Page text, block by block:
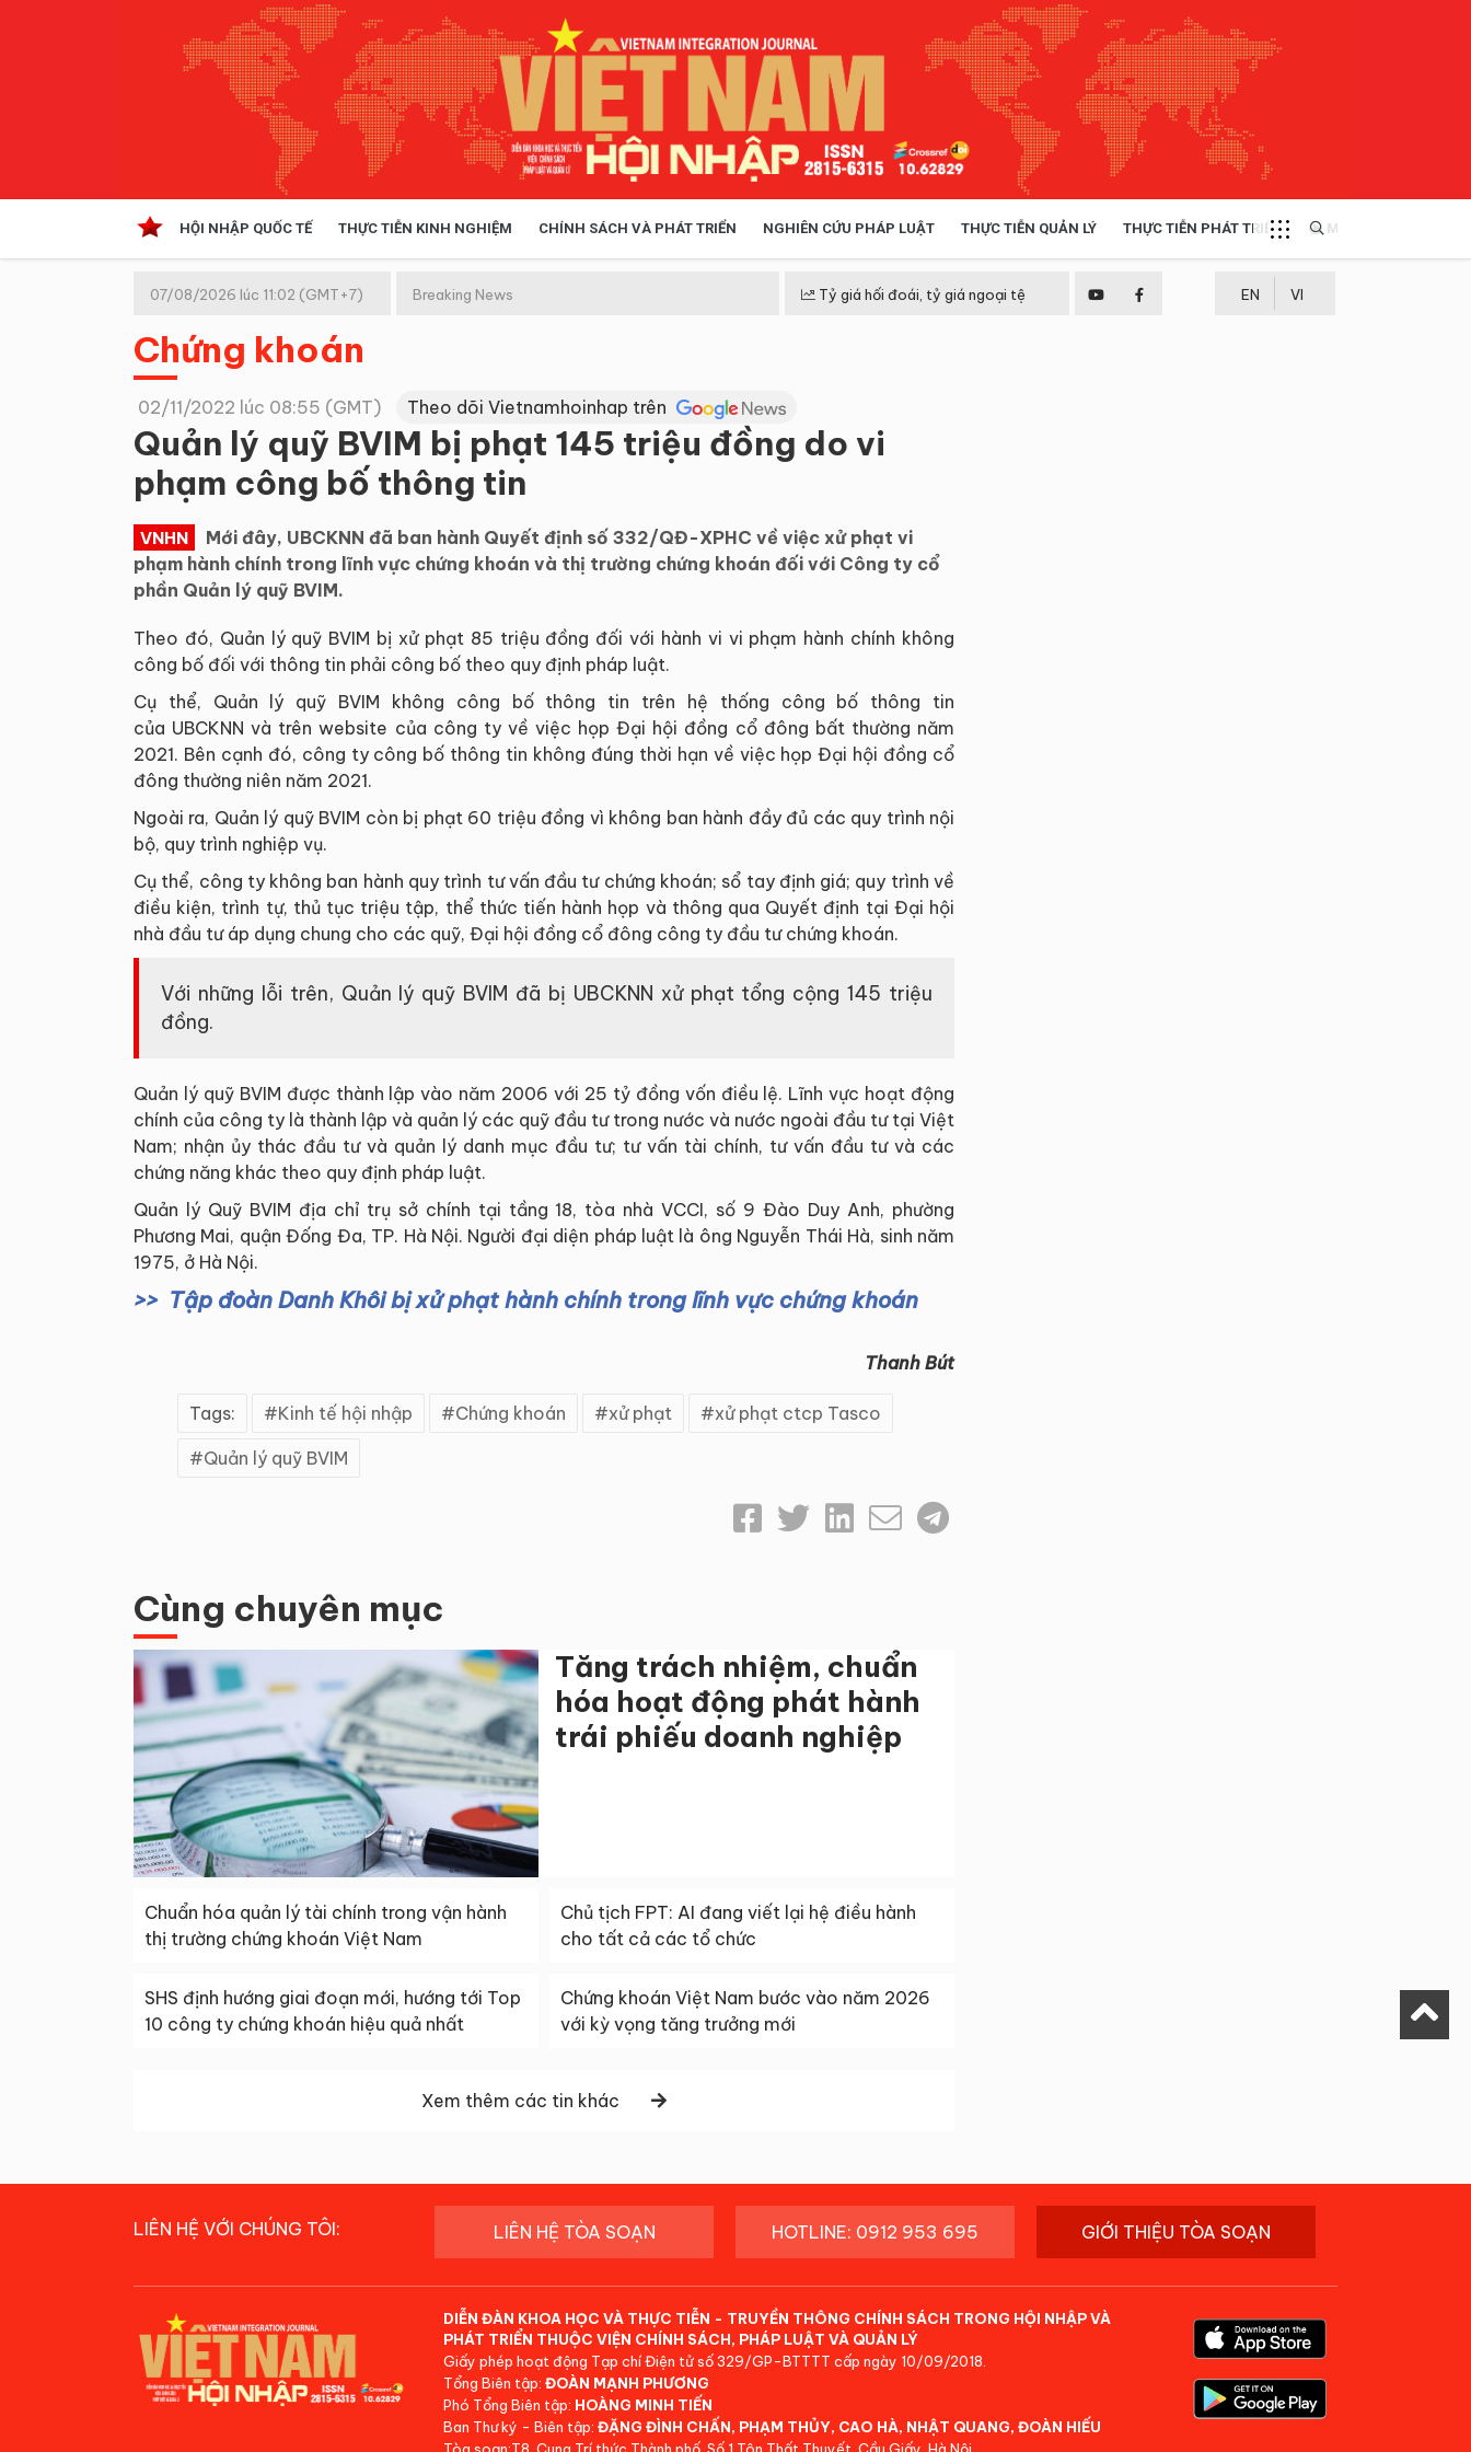
HỘI NHẬP QUỐC TẾ THỰC TIỄN KINH NGHIỆM CHÍNH SÁCH VÀ PHÁT TRIỂN NGHIÊN CỨU PHÁP LUẬT THỰC TIỄN QUẢN LÝ THỰC TIỄN PHÁT TRIỂN MULTIMEDIA
Kinh tế hội nhập
Doanh nghiệp
07/08/2026 lúc 11:02 (GMT+7) Breaking News Tỷ giá hối đoái, tỷ giá ngoại tệ EN VI
Chứng khoán
02/11/2022 lúc 08:55 (GMT) Theo dõi Vietnamhoinhap trên
Quản lý quỹ BVIM bị phạt 145 triệu đồng do vi
phạm công bố thông tin
VNHN
Mới đây, UBCKNN đã ban hành Quyết định số 332/QĐ-XPHC về việc xử phạt vi
phạm hành chính trong lĩnh vực chứng khoán và thị trường chứng khoán đối với Công ty cổ
phần Quản lý quỹ BVIM.
Theo đó, Quản lý quỹ BVIM bị xử phạt 85 triệu đồng đối với hành vi vi phạm hành chính không
công bố đối với thông tin phải công bố theo quy định pháp luật.
Cụ thể, Quản lý quỹ BVIM không công bố thông tin trên hệ thống công bố thông tin
của UBCKNN và trên website của công ty về việc họp Đại hội đồng cổ đông bất thường năm
2021. Bên cạnh đó, công ty công bố thông tin không đúng thời hạn về việc họp Đại hội đồng cổ
đông thường niên năm 2021.
Ngoài ra, Quản lý quỹ BVIM còn bị phạt 60 triệu đồng vì không ban hành đầy đủ các quy trình nội
bộ, quy trình nghiệp vụ.
Cụ thể, công ty không ban hành quy trình tư vấn đầu tư chứng khoán; sổ tay định giá; quy trình về
điều kiện, trình tự, thủ tục triệu tập, thể thức tiến hành họp và thông qua Quyết định tại Đại hội
nhà đầu tư áp dụng chung cho các quỹ, Đại hội đồng cổ đông công ty đầu tư chứng khoán.
Với những lỗi trên, Quản lý quỹ BVIM đã bị UBCKNN xử phạt tổng cộng 145 triệu
đồng.
Quản lý quỹ BVIM được thành lập vào năm 2006 với 25 tỷ đồng vốn điều lệ. Lĩnh vực hoạt động
chính của công ty là thành lập và quản lý các quỹ đầu tư trong nước và nước ngoài đầu tư tại Việt
Nam; nhận ủy thác đầu tư và quản lý danh mục đầu tư; tư vấn tài chính, tư vấn đầu tư và các
chứng năng khác theo quy định pháp luật.
Quản lý Quỹ BVIM địa chỉ trụ sở chính tại tầng 18, tòa nhà VCCI, số 9 Đào Duy Anh, phường
Phương Mai, quận Đống Đa, TP. Hà Nội. Người đại diện pháp luật là ông Nguyễn Thái Hà, sinh năm
1975, ở Hà Nội.
Tập đoàn Danh Khôi bị xử phạt hành chính trong lĩnh vực chứng khoán
Thanh Bút
Tags: Kinh tế hội nhập Chứng khoán xử phạt xử phạt ctcp Tasco
Quản lý quỹ BVIM
Cùng chuyên mục
Tăng trách nhiệm, chuẩn
hóa hoạt động phát hành
trái phiếu doanh nghiệp
Chuẩn hóa quản lý tài chính trong vận hành
thị trường chứng khoán Việt Nam
Chủ tịch FPT: AI đang viết lại hệ điều hành
cho tất cả các tổ chức
SHS định hướng giai đoạn mới, hướng tới Top
10 công ty chứng khoán hiệu quả nhất
Chứng khoán Việt Nam bước vào năm 2026
với kỳ vọng tăng trưởng mới
Xem thêm các tin khác
LIÊN HỆ VỚI CHÚNG TÔI: LIÊN HỆ TÒA SOẠN HOTLINE: 0912 953 695 GIỚI THIỆU TÒA SOẠN
DIỄN ĐÀN KHOA HỌC VÀ THỰC TIỄN - TRUYỀN THÔNG CHÍNH SÁCH TRONG HỘI NHẬP VÀ
PHÁT TRIỂN THUỘC VIỆN CHÍNH SÁCH, PHÁP LUẬT VÀ QUẢN LÝ
Giấy phép hoạt động Tạp chí Điện tử số 329/GP-BTTTT cấp ngày 10/09/2018.
Tổng Biên tập: ĐOÀN MẠNH PHƯƠNG
Phó Tổng Biên tập: HOÀNG MINH TIẾN
Ban Thư ký - Biên tập: ĐẶNG ĐÌNH CHẤN, PHẠM THỦY, CAO HÀ, NHẬT QUANG, ĐOÀN HIẾU